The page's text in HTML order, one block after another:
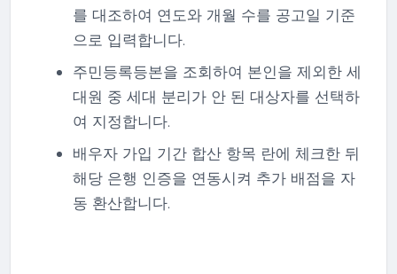
를 대조하여 연도와 개월 수를 공고일 기준
으로 입력합니다.
주민등록등본을 조회하여 본인을 제외한 세
대원 중 세대 분리가 안 된 대상자를 선택하
여 지정합니다.
배우자 가입 기간 합산 항목 란에 체크한 뒤
해당 은행 인증을 연동시켜 추가 배점을 자
동 환산합니다.